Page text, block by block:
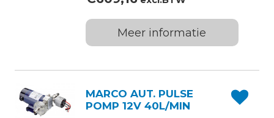
Meer informatie
MARCO AUT. PULSE
POMP 12V 40L/MIN